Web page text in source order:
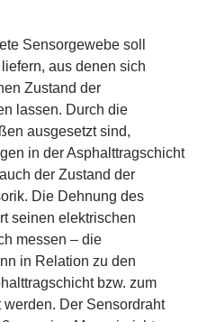
Sensorgewebe soll
aus denen sich
Zustand der
lassen. Durch die
ausgesetzt sind,
in der Asphalttragschicht
der Zustand der
Die Dehnung des
seinen elektrischen
messen – die
in Relation zu den
bzw. zum
Der Sensordraht